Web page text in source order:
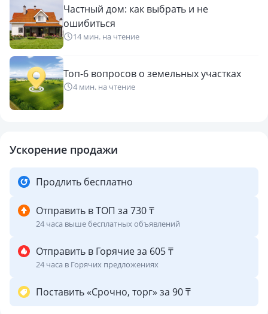
Частный дом: как выбрать и не
ошибиться
14 мин. на чтение
Топ-6 вопросов о земельных участках
4 мин. на чтение
Ускорение продажи
Продлить бесплатно
Отправить в ТОП за 730 ₸
24 часа выше бесплатных объявлений
Отправить в Горячие за 605 ₸
24 часа в Горячих предложениях
Поставить «Срочно, торг» за 90 ₸